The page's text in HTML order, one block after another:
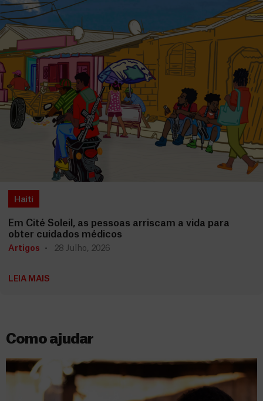
Haiti
Em Cité Soleil, as pessoas arriscam a vida para
obter cuidados médicos
Artigos 28 Julho, 2026
LEIA MAIS
Como ajudar